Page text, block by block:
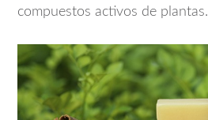
compuestos activos de plantas.